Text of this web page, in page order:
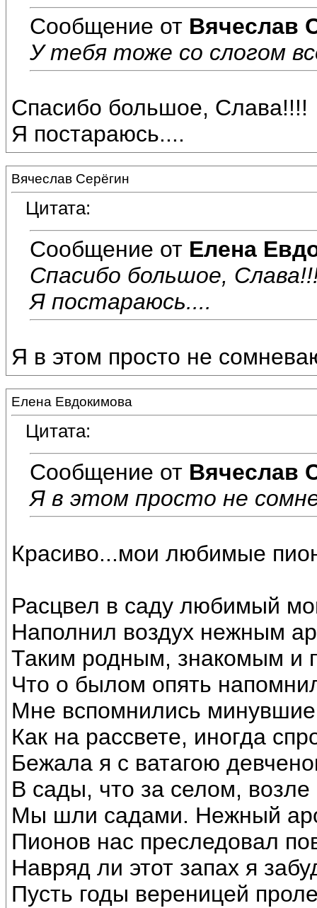
Сообщение от Вячеслав
У тебя тоже со слогом
Спасибо большое, Слава!!!!
Я постараюсь....
Вячеслав Серёгин
Цитата:
Сообщение от Елена
Спасибо большое,
Я постараюсь....
Я в этом просто не
Елена Евдокимова
Цитата:
Сообщение от Вячеслав
Я в этом просто не
Красиво...мои любимые
Расцвел в саду любимый
Наполнил воздух нежным
Таким родным, знакомым и
Что о былом опять
Мне вспомнились минувшие
Как на рассвете, иногда
Бежала я с ватагою
В сады, что за селом, возле
Мы шли садами. Нежный
Пионов нас преследовал
Навряд ли этот запах я
Пусть годы вереницей